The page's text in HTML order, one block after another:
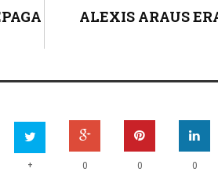
ALEXIS ARAUS
+ 0 0 0